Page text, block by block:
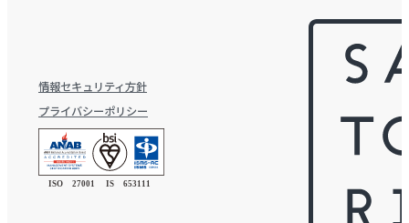
情報セキュリティ方針
プライバシーポリシー